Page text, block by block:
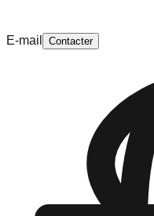
E-mail Contacter